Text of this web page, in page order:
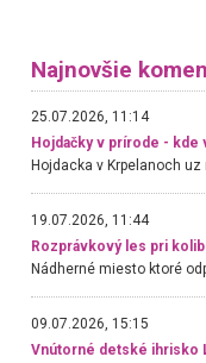
Najnovšie
25.07.2026, 11:14
Hojdačky v prírode - kde
19.07.2026, 11:44
Rozprávkový les pri
09.07.2026, 15:15
Vnútorné detské ihrisko